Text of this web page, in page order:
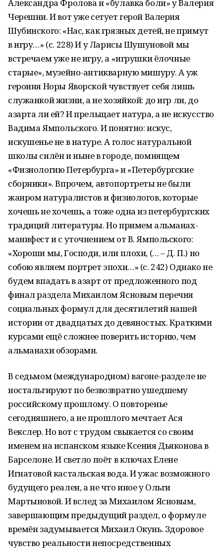
Александра Фролова и «булавка боли» у Валерия
Черешни. И вот уже сетует герой Валерия
Шубинского: «Нас, как грязных детей, не примут
в игру…» (с. 228) И у Ларисы Шушуновой мы
встречаем уже не игру, а «игрушки ёлочные
старые», музейно-антикварную мишуру. А уж
героиня Норы Яворской чувствует себя лишь
служанкой жизни, а не хозяйкой: до игр ли, до
азарта ли ей? И прельщает натура, а не искусство
Вадима Ямпольского. И понятно: искус,
искушенье не в натуре. А голос натуральной
школы силён и ныне в городе, помнящем
«Физиологию Петербурга» и «Петербургские
сборники». Впрочем, автопортреты не были
жанром натуралистов и физиологов, которые
хочешь не хочешь, а тоже одна из петербургских
традиций литературы. Но примем альманах-
манифест и с уточнением от В. Ямпольского:
«Хороши мы, Господи, или плохи, (… – Д. П.) но
собою являем портрет эпохи…» (с. 242) Однако не
будем впадать в азарт от предложенного под
финал раздела Михаилом Ясновым перечня
социальных формул для десятилетий нашей
истории от двадцатых до девяностых. Краткими
курсами ещё сложнее поверить историю, чем
альманахи обзорами.
В седьмом (международном) вагоне-разделе не
ностальгируют по безвозвратно ушедшему
российскому прошлому. О повторенье
сегодняшнего, а не прошлого мечтает Ася
Векслер. Но вот с трудом свыкается со своим
именем на испанском языке Ксения Дьяконова в
Барселоне. И светло поёт в ключах Елене
Игнатовой кастальская вода. И ужас возможного
будущего реален, а не что иное у Ольги
Мартыновой. И вслед за Михаилом Ясновым,
завершающим предыдущий раздел, о формуле
времён задумывается Михаил Окунь. Здоровое
чувство реальности непосредственных